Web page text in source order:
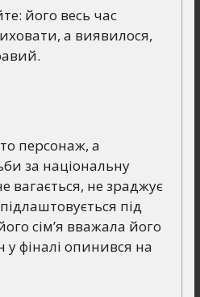
його весь час
а виявилося,
персонаж, а
за національну
вагається, не зраджує
під
сім’я вважала його
у фіналі опинився на